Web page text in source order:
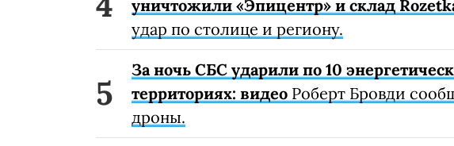
уничтожили «Эпицентр» и склад
удар по столице и региону.
За ночь СБС ударили по 10
территориях: видео Роберт Бровди
дроны.